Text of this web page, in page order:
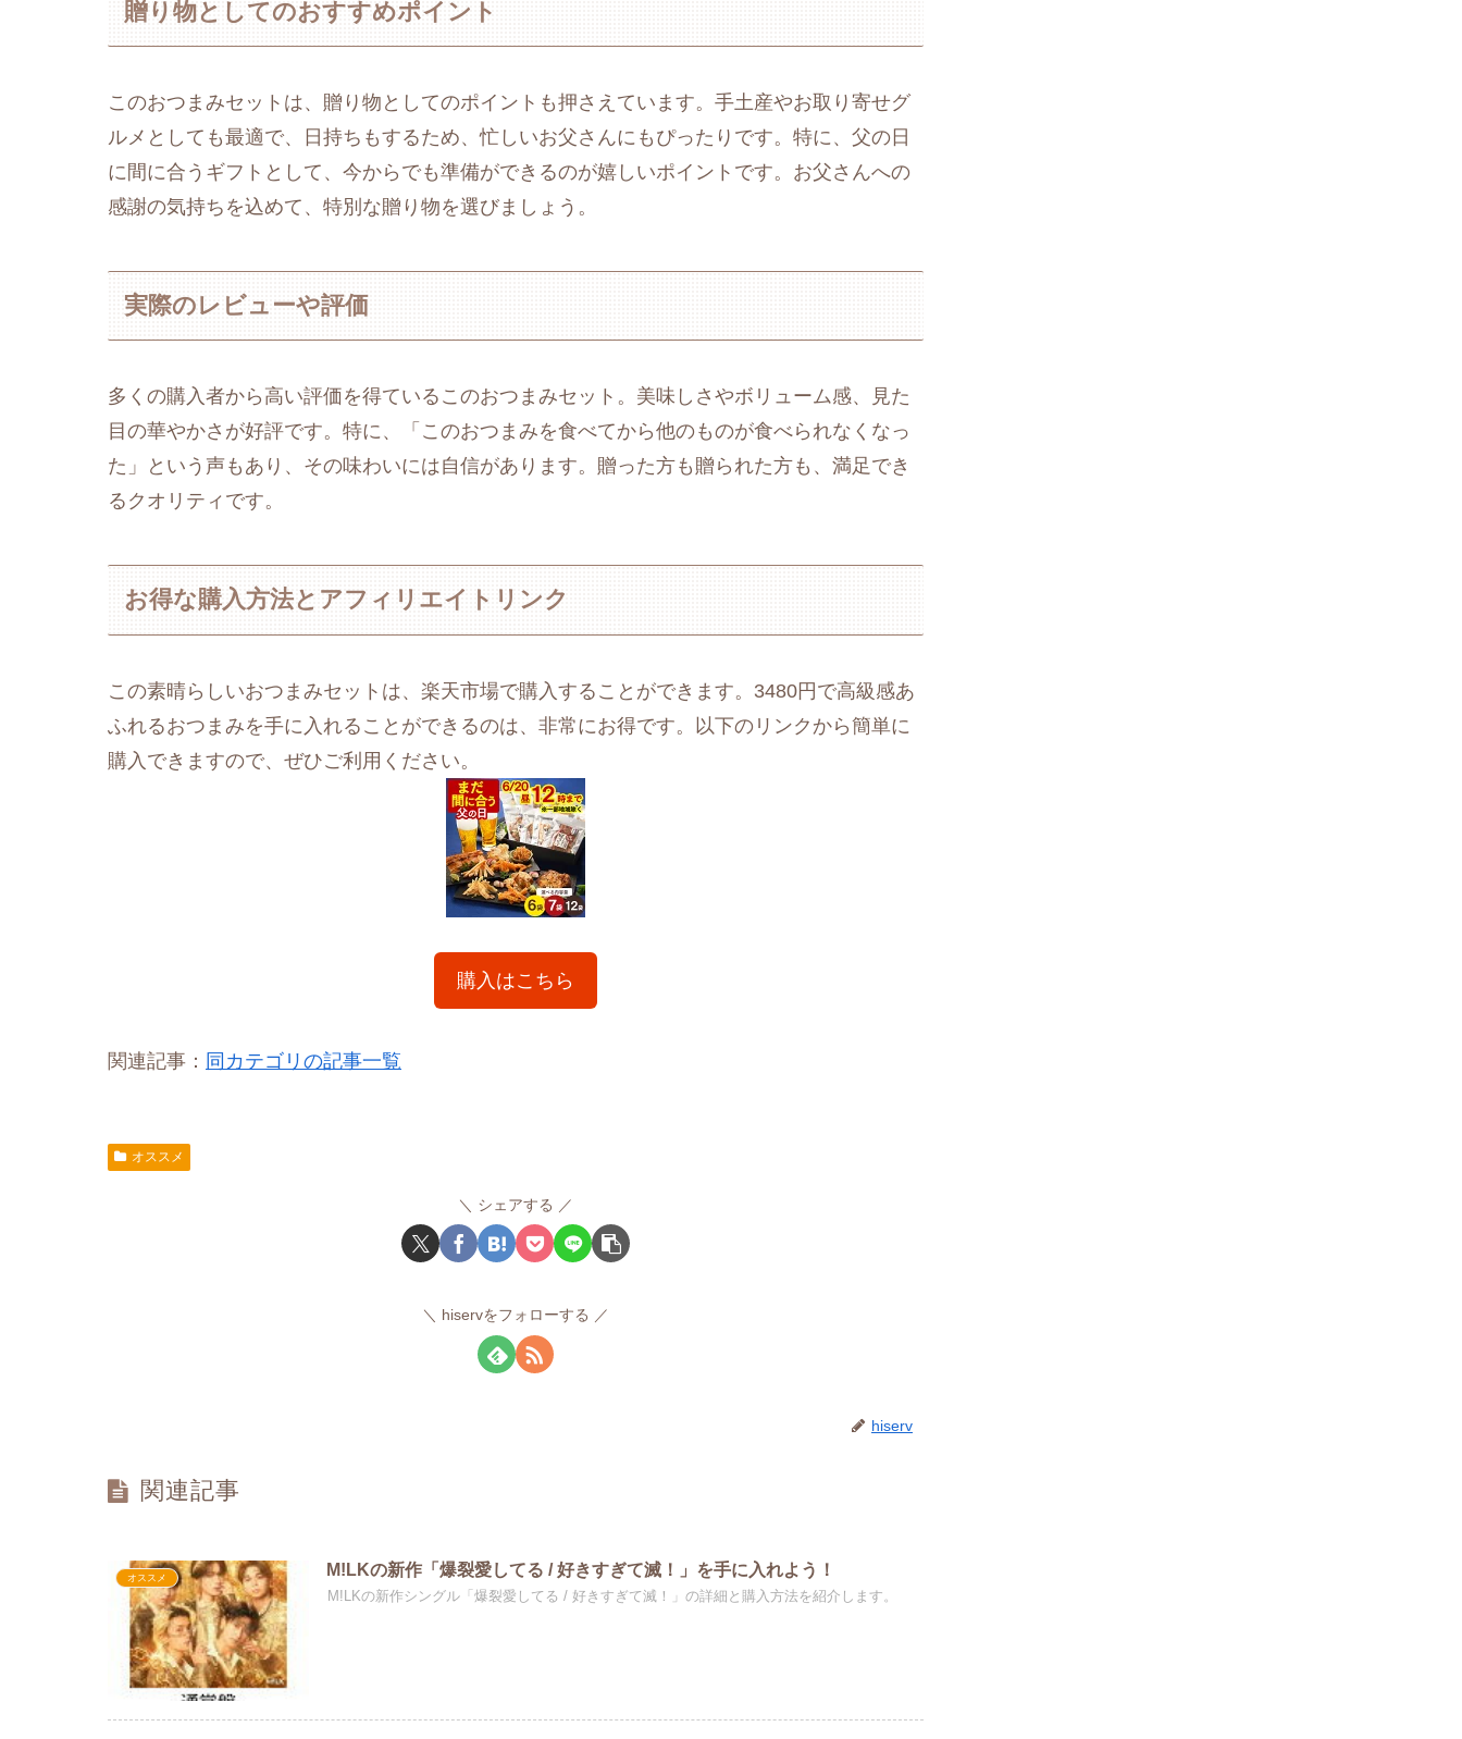
贈り物としてのおすすめポイント
このおつまみセットは、贈り物としてのポイントも押さえています。手土産やお取り寄せグ
ルメとしても最適で、日持ちもするため、忙しいお父さんにもぴったりです。特に、父の日
に間に合うギフトとして、今からでも準備ができるのが嬉しいポイントです。お父さんへの
感謝の気持ちを込めて、特別な贈り物を選びましょう。
実際のレビューや評価
多くの購入者から高い評価を得ているこのおつまみセット。美味しさやボリューム感、見た
目の華やかさが好評です。特に、「このおつまみを食べてから他のものが食べられなくなっ
た」という声もあり、その味わいには自信があります。贈った方も贈られた方も、満足でき
るクオリティです。
お得な購入方法とアフィリエイトリンク
この素晴らしいおつまみセットは、楽天市場で購入することができます。3480円で高級感あ
ふれるおつまみを手に入れることができるのは、非常にお得です。以下のリンクから簡単に
購入できますので、ぜひご利用ください。
購入はこちら
関連記事： 同カテゴリの記事一覧
オススメ
シェアする
hiservをフォローする
hiserv
関連記事
オススメ M!LKの新作「爆裂愛してる / 好きすぎて滅！」を手に入れよう！
M!LKの新作シングル「爆裂愛してる / 好きすぎて滅！」の詳細と購入方法を紹介します。